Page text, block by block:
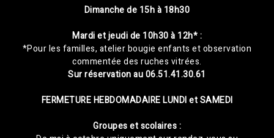
Dimanche de 15h à 18h30
Mardi et jeudi de 10h30 à 12h* :
*Pour les familles, atelier bougie enfants et observation
commentée des ruches vitrées.
Sur réservation au 06.51.41.30.61
FERMETURE HEBDOMADAIRELUNDI et SAMEDI
Groupes et scolaires :